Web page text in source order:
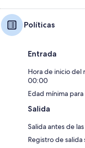
Políticas
Entrada
Hora de inicio del
00:00
Edad mínima
Salida
Salida antes de las
Registro de